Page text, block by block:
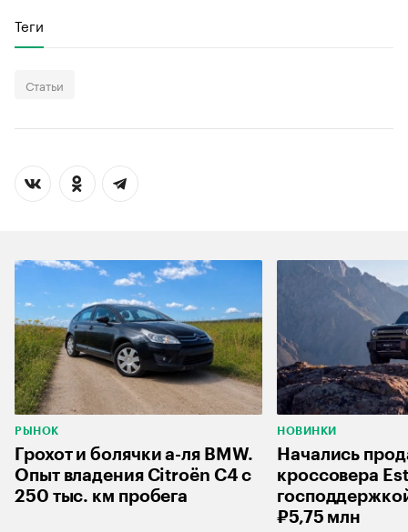
Теги
Статьи
РЫНОК
Грохот и болячки а-ля BMW.
Опыт владения Citroёn C4 с
250 тыс. км пробега
НОВИНКИ
Начались
кроссовера
₽5,75 млн